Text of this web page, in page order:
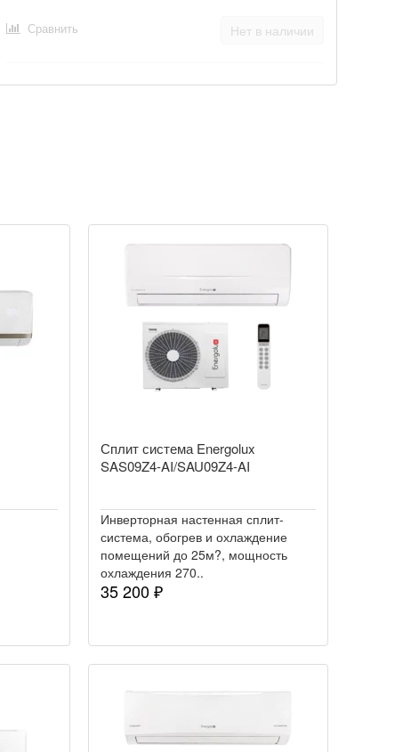
Нет в наличии
Сравнить
Сплит система Energolux
SAS09Z4-AI/SAU09Z4-AI
Инверторная настенная сплит-
система, обогрев и охлаждение
помещений до 25м?, мощность
охлаждения 270..
35 200 ₽